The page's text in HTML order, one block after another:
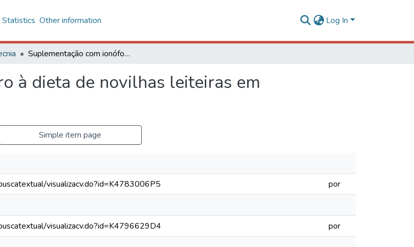
Statistics Other information Log In
Suplementação com ionóforo à dieta de novilhas leiteiras em crescimento compensatório
à dieta de novilhas leiteiras em
Simple item page
visualizacv.do?id=K4783006P5
por
visualizacv.do?id=K4796629D4
por